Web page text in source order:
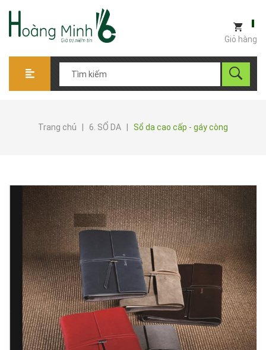
Giỏ hàng
Trang chủ 6. SỔ DA Sổ da cao cấp - gáy còng